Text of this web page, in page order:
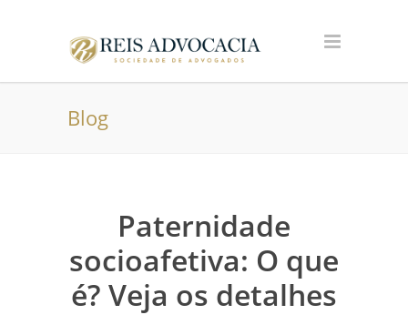
Blog
Paternidade
socioafetiva: O que
é? Veja os detalhes